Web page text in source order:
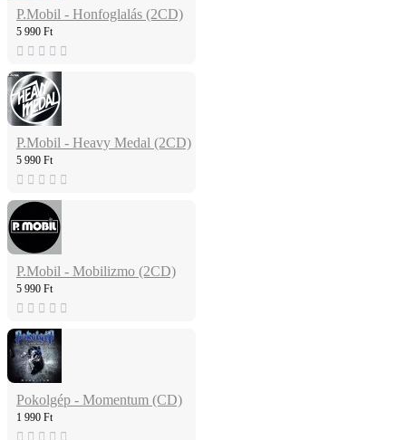
P.Mobil - Honfoglalás (2CD)
5 990 Ft
P.Mobil - Heavy Medal (2CD)
5 990 Ft
P.Mobil - Mobilizmo (2CD)
5 990 Ft
Pokolgép - Momentum (CD)
1 990 Ft